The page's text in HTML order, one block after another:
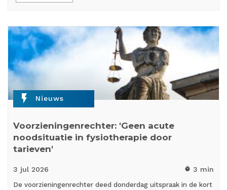
flash_on Nieuws
Voorzieningenrechter: 'Geen acute
noodsituatie in fysiotherapie door
tarieven'
3 jul 2026 timer 3 min
De voorzieningenrechter deed donderdag uitspraak in de kort